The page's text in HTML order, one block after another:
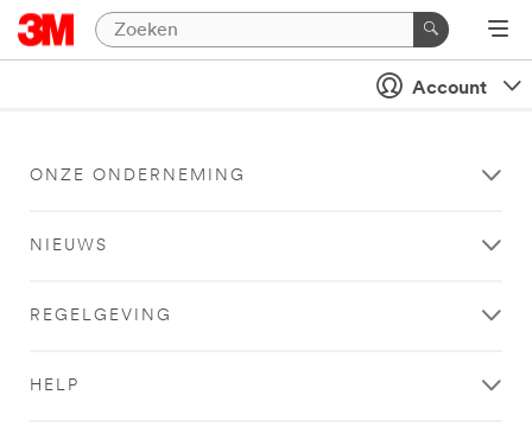
Account
ONZE ONDERNEMING
NIEUWS
REGELGEVING
HELP